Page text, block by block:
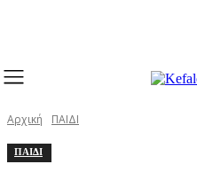
Αρχική ΠΑΙΔΙ
ΠΑΙΔΙ